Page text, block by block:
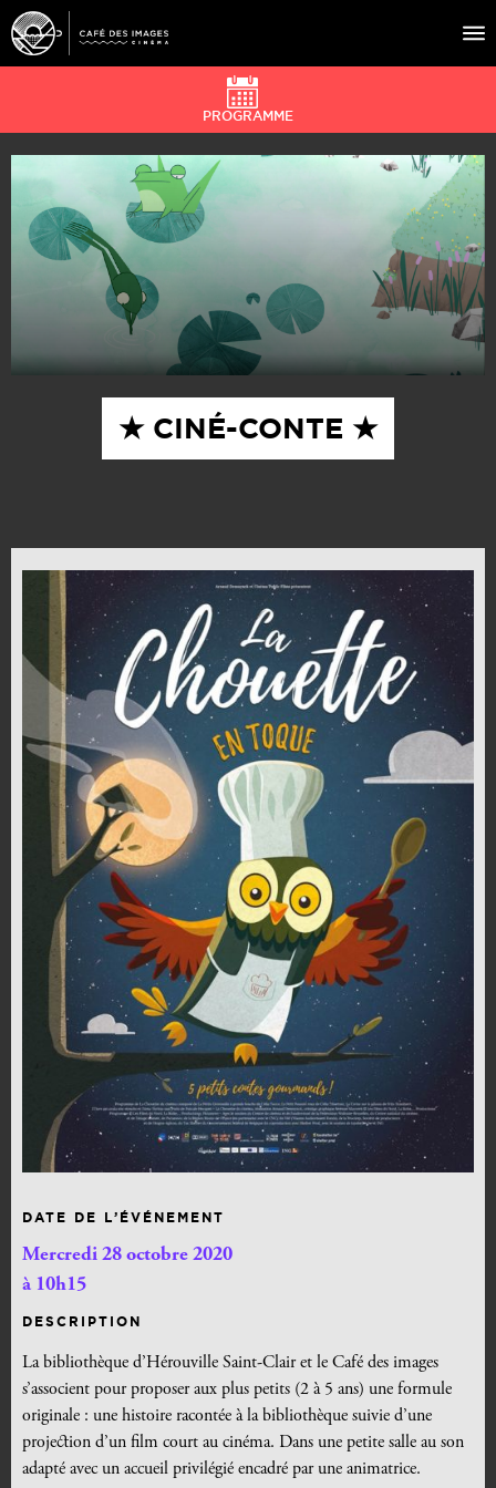
À L’AFFICHE
ÉVÉNEMENTS
CAFÉ DU CINÉ
ÉDUCATION AUX IMAGES
PROGRAMME
★ CINÉ-CONTE ★
DATE DE L’ÉVÉNEMENT
Mercredi 28 octobre 2020
à 10h15
DESCRIPTION
La bibliothèque d’Hérouville Saint-Clair et le Café des images
s’associent pour proposer aux plus petits (2 à 5 ans) une formule
originale : une histoire racontée à la bibliothèque suivie d’une
projection d’un film court au cinéma. Dans une petite salle au son
adapté avec un accueil privilégié encadré par une animatrice.